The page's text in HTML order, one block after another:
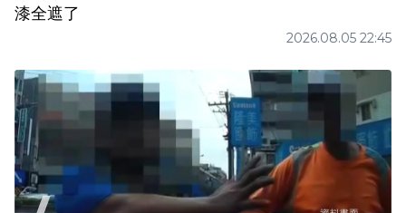
漆全遮了
2026.08.05 22:45